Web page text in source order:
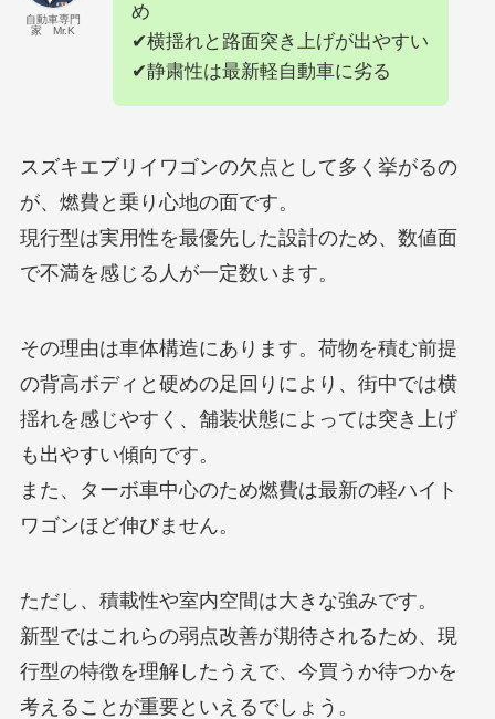
自動車専門
家 Mr.K
め
✔横揺れと路面突き上げが出やすい
✔静粛性は最新軽自動車に劣る
スズキエブリイワゴンの欠点として多く挙がるの
が、燃費と乗り心地の面です。
現行型は実用性を最優先した設計のため、数値面
で不満を感じる人が一定数います。
その理由は車体構造にあります。荷物を積む前提
の背高ボディと硬めの足回りにより、街中では横
揺れを感じやすく、舗装状態によっては突き上げ
も出やすい傾向です。
また、ターボ車中心のため燃費は最新の軽ハイト
ワゴンほど伸びません。
ただし、積載性や室内空間は大きな強みです。
新型ではこれらの弱点改善が期待されるため、現
行型の特徴を理解したうえで、今買うか待つかを
考えることが重要といえるでしょう。